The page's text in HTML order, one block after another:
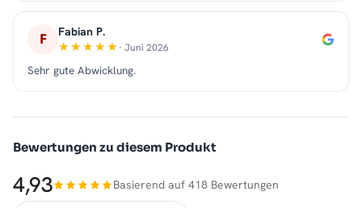
F Fabian P.
· Juni 2026
Sehr gute Abwicklung.
Bewertungen zu diesem Produkt
4,93 Basierend auf 418 Bewertungen